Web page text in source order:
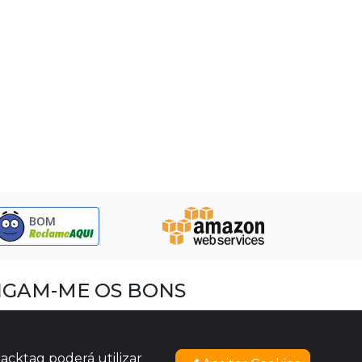
BOM
ME OS BONS
poderá utilizar